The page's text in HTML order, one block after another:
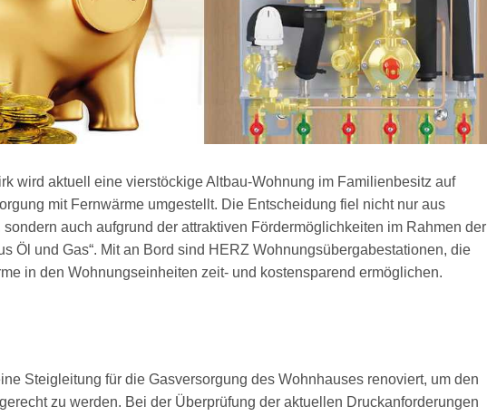
wird aktuell eine vierstöckige Altbau-Wohnung im Familienbesitz auf
mit Fernwärme umgestellt. Die Entscheidung fiel nicht nur aus
auch aufgrund der attraktiven Fördermöglichkeiten im Rahmen der
Öl und Gas“. Mit an Bord sind HERZ Wohnungsübergabestationen, die
in den Wohnungseinheiten zeit- und kostensparend ermöglichen.
Steigleitung für die Gasversorgung des Wohnhauses renoviert, um den
zu werden. Bei der Überprüfung der aktuellen Druckanforderungen